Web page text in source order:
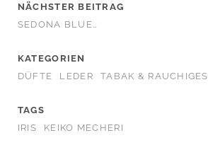
NÄCHSTER BEITRAG
SEDONA BLUE…
KATEGORIEN
DÜFTE
LEDER TABAK & RAUCHIGES
TAGS
IRIS
KEIKO MECHERI